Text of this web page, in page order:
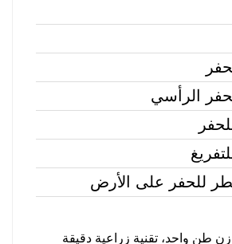
الرأسي
للحفر على الأرض